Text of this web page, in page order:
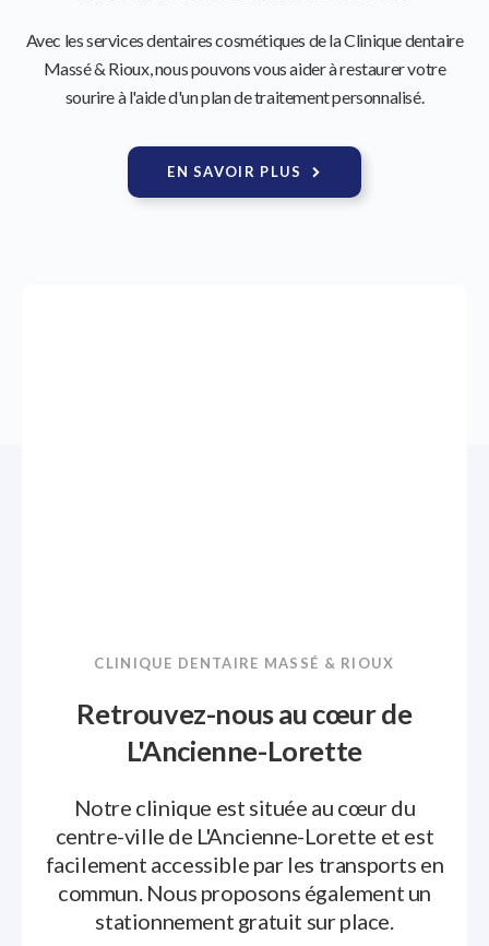
Avec les services dentaires cosmétiques de laClinique dentaire
Massé & Rioux, nous pouvons vous aider à restaurer votre
sourire à l'aide d'un plan de traitement personnalisé.
EN SAVOIR PLUS
CLINIQUE DENTAIRE MASSÉ & RIOUX
Retrouvez-nous au cœur de
L'Ancienne-Lorette
Notre clinique est située au cœur du
centre-ville de L'Ancienne-Lorette et est
facilement accessible par les transports en
commun. Nous proposons également un
stationnement gratuit sur place.